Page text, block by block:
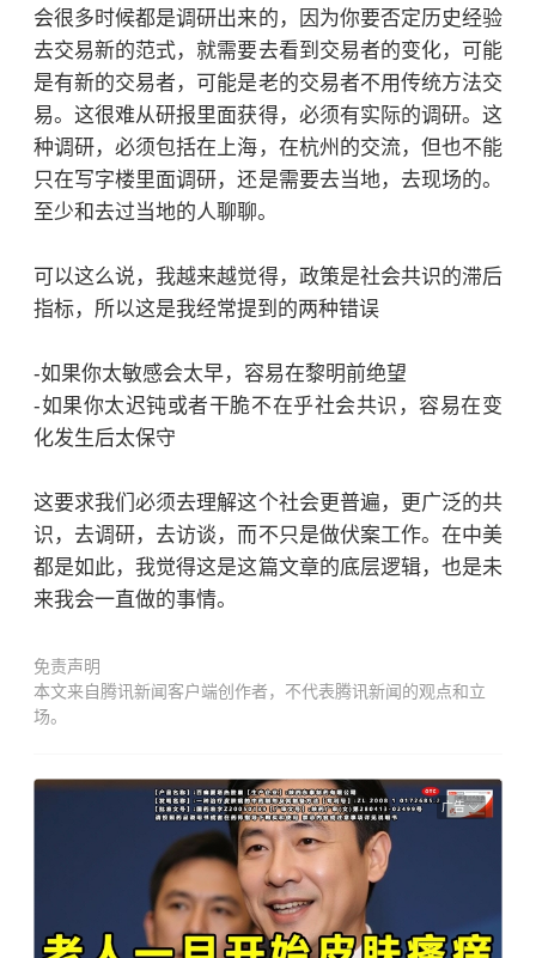
会很多时候都是调研出来的，因为你要否定历史经验
去交易新的范式，就需要去看到交易者的变化，可能
是有新的交易者，可能是老的交易者不用传统方法交
易。这很难从研报里面获得，必须有实际的调研。这
种调研，必须包括在上海，在杭州的交流，但也不能
只在写字楼里面调研，还是需要去当地，去现场的。
至少和去过当地的人聊聊。
可以这么说，我越来越觉得，政策是社会共识的滞后
指标，所以这是我经常提到的两种错误
-如果你太敏感会太早，容易在黎明前绝望
-如果你太迟钝或者干脆不在乎社会共识，容易在变
化发生后太保守
这要求我们必须去理解这个社会更普遍，更广泛的共
识，去调研，去访谈，而不只是做伏案工作。在中美
都是如此，我觉得这是这篇文章的底层逻辑，也是未
来我会一直做的事情。
免责声明
本文来自腾讯新闻客户端创作者，不代表腾讯新闻的观点和立
场。
广告